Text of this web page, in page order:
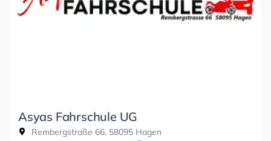
Asyas Fahrschule UG
Rembergstraße 66, 58095 Hagen